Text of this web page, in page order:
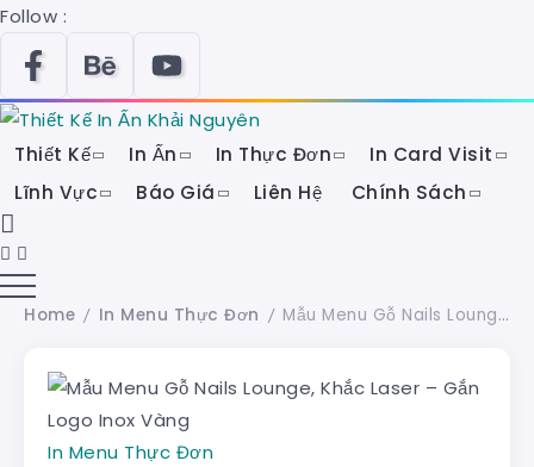
Follow :
Thiết Kế In Ấn In Thực Đơn
In Card Visit
Lĩnh Vực
Báo Giá Liên Hệ Chính Sách
Home / In Menu Thực Đơn / Mẫu Menu Gỗ Nails Lounge, Khắc Laser – Gắn Logo Inox Vàng
In Menu Thực Đơn